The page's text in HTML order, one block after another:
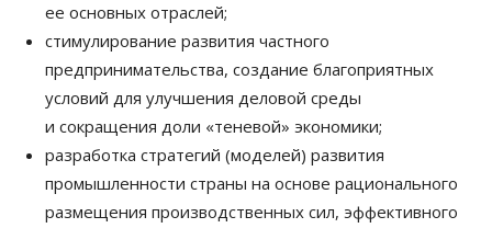
ее основных отраслей;
стимулирование развития частного
предпринимательства, создание благоприятных
условий для улучшения деловой среды
и сокращения доли «теневой» экономики;
разработка стратегий (моделей) развития
промышленности страны на основе рационального
размещения производственных сил, эффективного